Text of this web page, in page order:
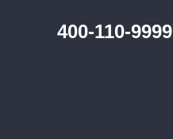
400-110-9999